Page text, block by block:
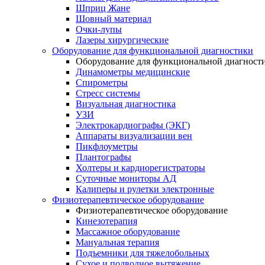
Шприц Жане
Шовный материал
Очки-лупы
Лазеры хирургические
Оборудование для функциональной диагностики
Оборудование для функциональной
Динамометры медицинские
Спирометры
Стресс системы
Визуальная диагностика
УЗИ
Электрокардиографы (ЭКГ)
Аппараты визуализации вен
Пикфлоуметры
Плантографы
Холтеры и кардиорегистраторы
Суточные мониторы АД
Калиперы и рулетки электронные
Физиотерапевтическое оборудование
Физиотерапевтическое оборудование
Кинезотерапия
Массажное оборудование
Мануальная терапия
Подъемники для тяжелобольных